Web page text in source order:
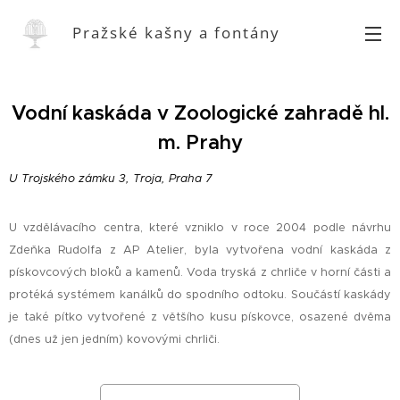
Pražské kašny a fontány
Vodní kaskáda v Zoologické zahradě hl.
m. Prahy
U Trojského zámku 3, Troja, Praha 7
U vzdělávacího centra, které vzniklo v roce 2004 podle návrhu
Zdeňka Rudolfa z AP Atelier, byla vytvořena vodní kaskáda z
pískovcových bloků a kamenů. Voda tryská z chrliče v horní části a
protéká systémem kanálků do spodního odtoku. Součástí kaskády
je také pítko vytvořené z většího kusu pískovce, osazené dvěma
(dnes už jen jedním) kovovými chrliči.